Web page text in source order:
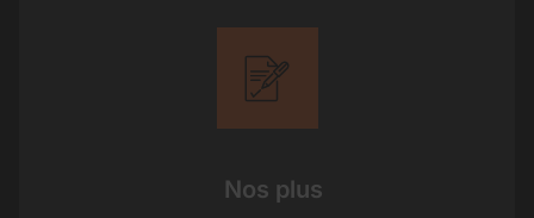
Nos plus